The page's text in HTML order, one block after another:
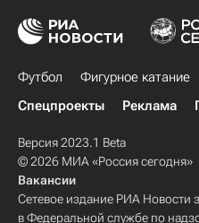
Футбол Фигурное катание
Спецпроекты
Реклама
Версия 2023.1 Beta
© 2026 МИА «Россия сегодня»
Вакансии
Сетевое издание РИА Новости
в Федеральной службе по